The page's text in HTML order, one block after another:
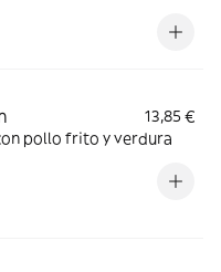
13,85 €
pollo frito y verdura